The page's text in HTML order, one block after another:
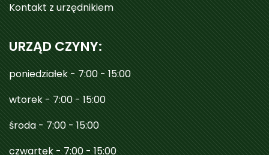
Kontakt z urzędnikiem
URZĄD CZYNY:
poniedziałek - 7:00 - 15:00
wtorek - 7:00 - 15:00
środa - 7:00 - 15:00
czwartek - 7:00 - 15:00